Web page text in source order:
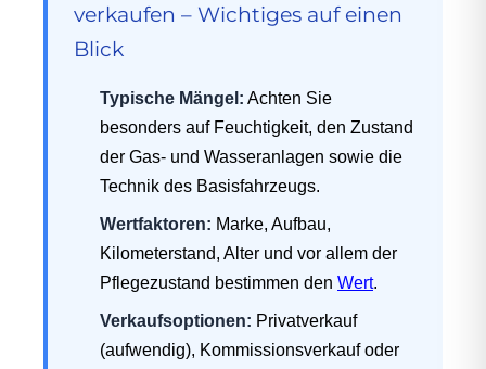
verkaufen – Wichtiges auf einen
Blick
Typische Mängel: Achten Sie
besonders auf Feuchtigkeit, den Zustand
der Gas- und Wasseranlagen sowie die
Technik des Basisfahrzeugs.
Wertfaktoren: Marke, Aufbau,
Kilometerstand, Alter und vor allem der
Pflegezustand bestimmen den Wert.
Verkaufsoptionen: Privatverkauf
(aufwendig), Kommissionsverkauf oder